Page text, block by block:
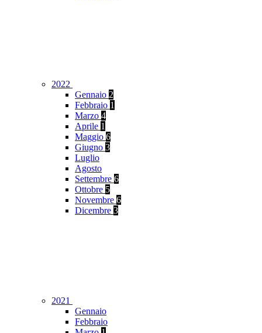
2022
Gennaio 2
Febbraio 1
Marzo 4
Aprile 1
Maggio 6
Giugno 3
Luglio
Agosto
Settembre 6
Ottobre 5
Novembre 6
Dicembre 3
2021
Gennaio
Febbraio